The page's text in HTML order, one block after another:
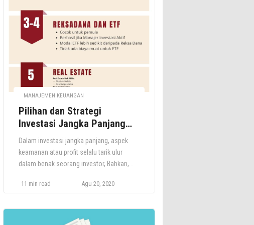
memperoleh bukti audit yang cukup dan
tepat untuk mendukung pendapat mereka
bahwa tidak ada yang salah dengan […]
MANAJEMEN KEUANGAN
Pilihan dan Strategi
Investasi Jangka Panjang
Terbaik
Dalam investasi jangka panjang, aspek
keamanan atau profit selalu tarik ulur
dalam benak seorang investor, Bahkan,
berlawanan. Ketika suatu produk investasi
produk akan cenderung mengurangi profit.
Sebaliknya, ketika menawarkan profit lebih
11 min read Agu 20, 2020